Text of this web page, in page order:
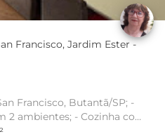
Francisco, Jardim Ester -
Francisco, Butantã/SP; -